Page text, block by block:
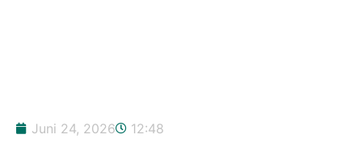
Juni 24, 2026 12:48